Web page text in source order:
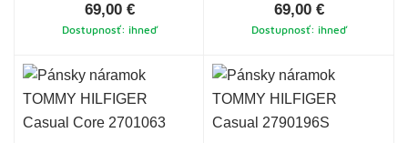
69,00 €
Dostupnosť: ihneď
69,00 €
Dostupnosť: ihneď